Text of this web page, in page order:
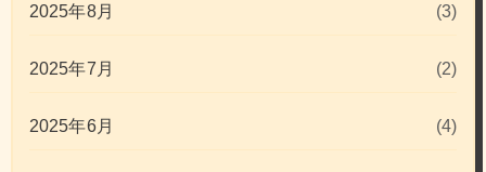
2025年8月 (3)
2025年7月 (2)
2025年6月 (4)